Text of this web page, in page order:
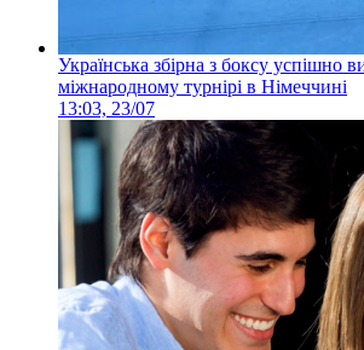
Українська збірна з боксу успішно
міжнародному турнірі в Німеччині
13:03, 23/07